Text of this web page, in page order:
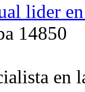
lider
14850
en